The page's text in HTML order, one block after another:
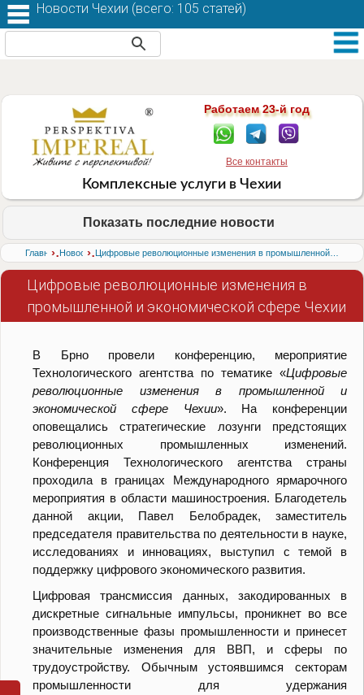
Работаем 23-й год
Все контакты
Комплексные услуги в Чехии
Показать последние новости
Главная›
Новости› Цифровые революционные изменения в промышленной и экономической сфере Чехии
Цифровые революционные изменения в
промышленной и экономической сфере Чехии
В Брно провели конференцию, мероприятие
Технологического агентства по тематике «Цифровые
революционные изменения в промышленной и
экономической сфере Чехии». На конференции
оповещались стратегические лозунги предстоящих
революционных промышленных изменений.
Конференция Технологического агентства страны
проходила в границах Международного ярмарочного
мероприятия в области машиностроения. Благодетель
данной акции, Павел Белобрадек, заместитель
председателя правительства по деятельности в науке,
исследованиях и инновациях, выступил с темой в
поддержку цифрового экономического развития.
Цифровая трансмиссия данных, закодированных в
дискретные сигнальные импульсы, проникнет во все
производственные фазы промышленности и принесет
значительные изменения для ВВП, и сферы по
трудоустройству. Обычным устоявшимся секторам
промышленности для удержания
Новости Чехии (всего: 105 статей)